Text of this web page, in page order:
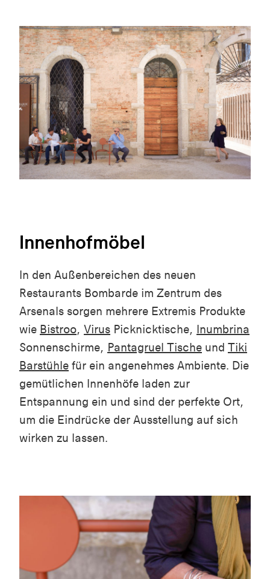
Innenhofmöbel
In den Außenbereichen des neuen
Restaurants Bombarde im Zentrum des
Arsenals sorgen mehrere Extremis Produkte
wie Bistroo, Virus Picknicktische, Inumbrina
Sonnenschirme, Pantagruel Tische und Tiki
Barstühle für ein angenehmes Ambiente. Die
gemütlichen Innenhöfe laden zur
Entspannung ein und sind der perfekte Ort,
um die Eindrücke der Ausstellung auf sich
wirken zu lassen.